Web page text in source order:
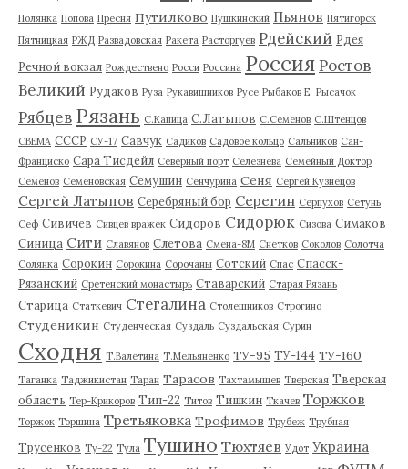
Полянка Попова Пресня Путилково Пушкинский Пьянов Пятигорск
Пятницкая РЖД Развадовская Ракета Расторгуев Рдейский Рдея
Речной вокзал Рождествено Росси Россина Россия Ростов
Великий Рудаков Руза Рукавишников Русе Рыбаков Е. Рысачок
Рябцев Рязань С.Капица С.Латыпов С.Семенов С.Штенцов
СВЕМА СССР СУ-17 Савчук Садиков Садовое кольцо Сальников Сан-
Франциско Сара Тисдейл Северный порт Селезнева Семейный Доктор
Семенов Семеновская Семушин Сенчурина Сеня Сергей Кузнецов
Сергей Латыпов Серебряный бор Серегин Серпухов Сетунь
Сеф Сивичев Сивцев вражек Сидоров Сидорюк Сизова Симаков
Синица Сити Славянов Слетова Смена-8М Снетков Соколов Солотча
Солянка Сорокин Сорокина Сорочаны Сотский Спас Спасск-
Рязанский Сретенский монастырь Ставарский Старая Рязань
Старица Статкевич Стегалина Столешников Строгино
Студеникин Студенческая Суздаль Суздальская Сурин
Сходня Т.Валетина Т.Мельяненко ТУ-95 ТУ-144 ТУ-160
Таганка Таджикистан Таран Тарасов Тахтамышев Тверская Тверская
область Тер-Крикоров Тип-22 Титов Тишкин Ткачев Торжков
Торжок Торшина Третьяковка Трофимов Трубеж Трубная
Трусенков Ту-22 Тула Тушино Тюхтяев Удот Украина